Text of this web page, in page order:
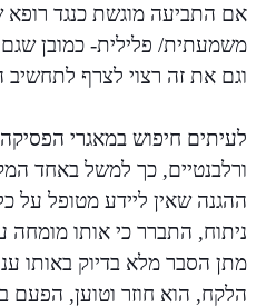
אם התביעה מוגשת כנגד רופא
משמעתית/ פלילית- כמובן שגם
וגם את זה רצוי לצרף
לעיתים חיפוש במאגרי הפסיקה
ורלבנטיים, כך למשל באחד
ההגנה שאין ליידע מטופל על
ניתוח, התברר כי אותו מומחה
מתן הסבר מלא בדיוק באותו
הלקח, הוא חוזר וטוען,